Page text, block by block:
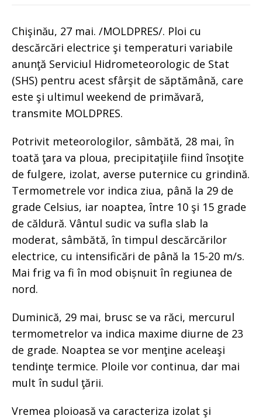
Chişinău, 27 mai. /MOLDPRES/. Ploi cu
descărcări electrice şi temperaturi variabile
anunţă Serviciul Hidrometeorologic de Stat
(SHS) pentru acest sfârşit de săptămână, care
este şi ultimul weekend de primăvară,
transmite MOLDPRES.
Potrivit meteorologilor, sâmbătă, 28 mai, în
toată ţara va ploua, precipitaţiile fiind însoţite
de fulgere, izolat, averse puternice cu grindină.
Termometrele vor indica ziua, până la 29 de
grade Celsius, iar noaptea, între 10 şi 15 grade
de căldură. Vântul sudic va sufla slab la
moderat, sâmbătă, în timpul descărcărilor
electrice, cu intensificări de până la 15-20 m/s.
Mai frig va fi în mod obișnuit în regiunea de
nord.
Duminică, 29 mai, brusc se va răci, mercurul
termometrelor va indica maxime diurne de 23
de grade. Noaptea se vor menţine aceleaşi
tendinţe termice. Ploile vor continua, dar mai
mult în sudul ţării.
Vremea ploioasă va caracteriza izolat şi